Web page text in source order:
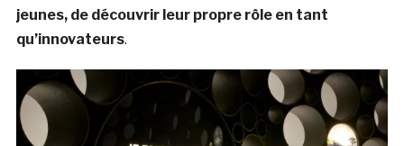
jeunes, de découvrir leur propre rôle en tant
qu’innovateurs.